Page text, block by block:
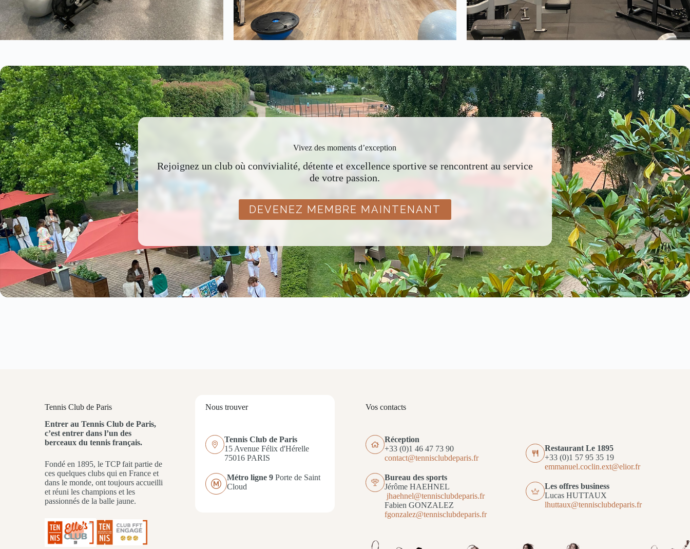
Vivez des moments d’exception
Rejoignez un club où convivialité, détente et excellence sportive se rencontrent au service
de votre passion.
DEVENEZ MEMBRE MAINTENANT
Tennis Club de Paris
Entrer au Tennis Club de Paris,
c’est entrer dans l’un des
berceaux du tennis français.
Fondé en 1895, le TCP fait partie de
ces quelques clubs qui en France et
dans le monde, ont toujours accueilli
et réuni les champions et les
passionnés de la balle jaune.
Nous trouver
Tennis Club de Paris
15 Avenue Félix d'Hérelle
75016 PARIS
Métro ligne 9Porte de Saint
Cloud
Vos contacts
Réception
+33 (0)1 46 47 73 90
contact@tennisclubdeparis.fr
Bureau des sports
Jérôme HAEHNEL
jhaehnel@tennisclubdeparis.fr
Fabien GONZALEZ
fgonzalez@tennisclubdeparis.fr
Restaurant Le 1895
+33 (0)1 57 95 35 19
emmanuel.coclin.ext@elior.fr
Les offres business
Lucas HUTTAUX
lhuttaux@tennisclubdeparis.fr